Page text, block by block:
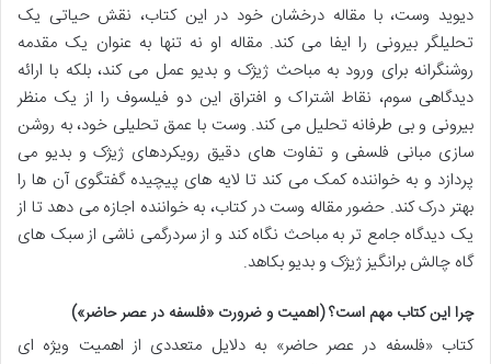
دیوید وست، با مقاله درخشان خود در این کتاب، نقش حیاتی یک
تحلیلگر بیرونی را ایفا می کند. مقاله او نه تنها به عنوان یک مقدمه
روشنگرانه برای ورود به مباحث ژیژک و بدیو عمل می کند، بلکه با ارائه
دیدگاهی سوم، نقاط اشتراک و افتراق این دو فیلسوف را از یک منظر
بیرونی و بی طرفانه تحلیل می کند. وست با عمق تحلیلی خود، به روشن
سازی مبانی فلسفی و تفاوت های دقیق رویکردهای ژیژک و بدیو می
پردازد و به خواننده کمک می کند تا لایه های پیچیده گفتگوی آن ها را
بهتر درک کند. حضور مقاله وست در کتاب، به خواننده اجازه می دهد تا از
یک دیدگاه جامع تر به مباحث نگاه کند و از سردرگمی ناشی از سبک های
گاه چالش برانگیز ژیژک و بدیو بکاهد.
چرا این کتاب مهم است؟ (اهمیت و ضرورت «فلسفه در عصر حاضر»)
کتاب «فلسفه در عصر حاضر» به دلایل متعددی از اهمیت ویژه ای